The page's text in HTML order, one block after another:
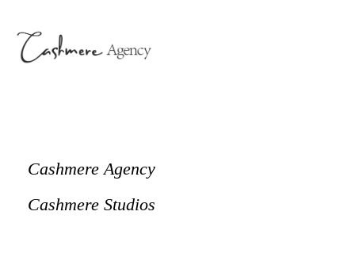
Cashmere Agency
Cashmere Studios